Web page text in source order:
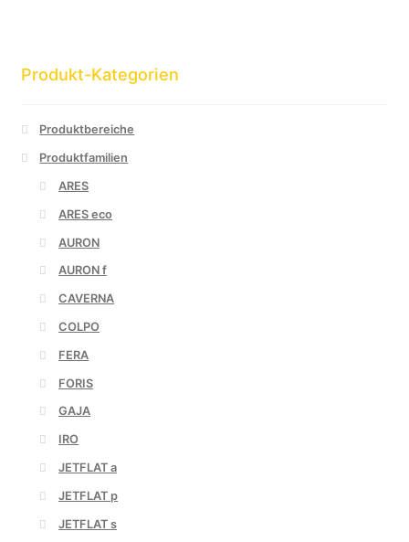
Produkt-Kategorien
Produktbereiche
Produktfamilien
ARES
ARES eco
AURON
AURON f
CAVERNA
COLPO
FERA
FORIS
GAJA
IRO
JETFLAT a
JETFLAT p
JETFLAT s